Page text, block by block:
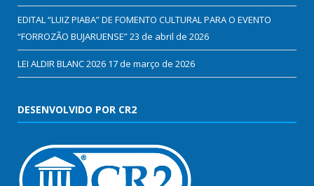
EDITAL “LUIZ PIABA” DE FOMENTO CULTURAL PARA O EVENTO
“FORROZÃO BUJARUENSE”23 de abril de 2026
LEI ALDIR BLANC 2026 17 de março de 2026
DESENVOLVIDO POR CR2